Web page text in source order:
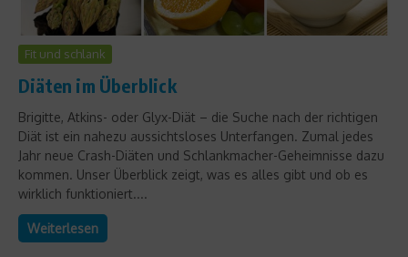
Fit und schlank
Diäten im Überblick
Brigitte, Atkins- oder Glyx-Diät – die Suche nach der richtigen
Diät ist ein nahezu aussichtsloses Unterfangen. Zumal jedes
Jahr neue Crash-Diäten und Schlankmacher-Geheimnisse dazu
kommen. Unser Überblick zeigt, was es alles gibt und ob es
wirklich funktioniert....
Weiterlesen